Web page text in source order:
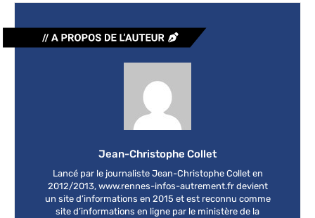
Jean-Christophe Collet
Lancé par le journaliste Jean-Christophe Collet en
2012/2013, www.rennes-infos-autrement.fr devient
un site d’informations en 2015 et est reconnu comme
site d’informations en ligne par le ministère de la